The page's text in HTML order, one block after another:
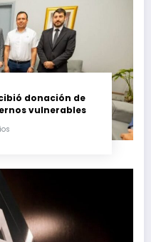
donación de
vulnerables